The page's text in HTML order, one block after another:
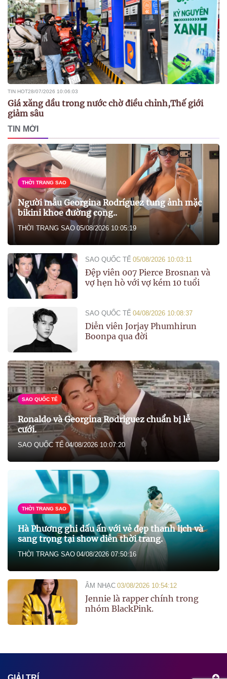
TIN HOT28/07/2026 10:06:03
Giá xăng dầu trong nước chờ điều chỉnh,Thế giới
giảm sâu
TIN MỚI
THỜI TRANG SAO
Người mẫu Georgina Rodríguez tung ảnh mặc
bikini khoe đường cong..
THỜI TRANG SAO 05/08/2026 10:05:19
SAO QUỐC TẾ 05/08/2026 10:03:11
Đệp viên 007 Pierce Brosnan và
vợ hẹn hò với vợ kém 10 tuổi
SAO QUỐC TẾ 04/08/2026 10:08:37
Diễn viên Jorjay Phumhirun
Boonpa qua đời
SAO QUỐC TẾ
Ronaldo và Georgina Rodriguez chuẩn bị lễ
cưới.
SAO QUỐC TẾ 04/08/2026 10:07:20
THỜI TRANG SAO
Hà Phương ghi dấu ấn với vẻ đẹp thanh lịch và
sang trọng tại show diễn thời trang.
THỜI TRANG SAO 04/08/2026 07:50:16
ÂM NHẠC 03/08/2026 10:54:12
Jennie là rapper chính trong
nhóm BlackPink.